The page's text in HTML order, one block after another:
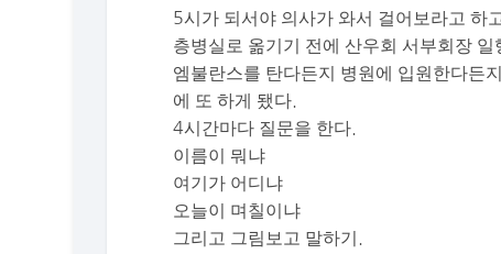
5시가 되서야 의사가 와서 걸어보라고 하
층병실로 옮기기 전에 산우회 서부회장
엠불란스를 탄다든지 병원에 입원한다든
에 또 하게 됐다.
4시간마다 질문을 한다.
이름이 뭐냐
여기가 어디냐
오늘이 며칠이냐
그리고 그림보고 말하기.